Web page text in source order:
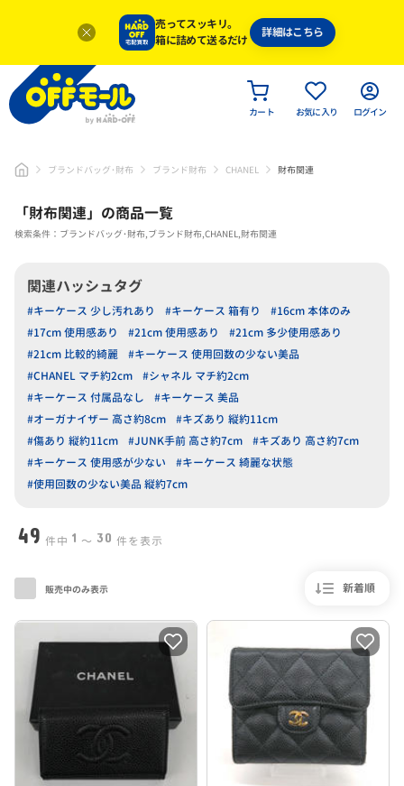
売ってスッキリ。
箱に詰めて送るだけ
詳細はこちら
カート お気に入り ログイン
ブランドバッグ･財布 ブランド財布 CHANEL 財布関連
「財布関連」 の商品一覧
検索条件：ブランドバッグ･財布,ブランド財布,CHANEL,財布関連
関連ハッシュタグ
#キーケース 少し汚れあり #キーケース 箱有り
#16cm 本体のみ
#17cm 使用感あり
#21cm 使用感あり
#21cm 多少使用感あり
#21cm 比較的綺麗
#キーケース 使用回数の少ない美品
#CHANEL マチ約2cm
#シャネル マチ約2cm
#キーケース 付属品なし
#キーケース 美品
#オーガナイザー 高さ約8cm
#キズあり 縦約11cm
#傷あり 縦約11cm
#JUNK手前 高さ約7cm
#キズあり 高さ約7cm
#キーケース 使用感が少ない
#キーケース 綺麗な状態
#使用回数の少ない美品 縦約7cm
49 件中 1 〜 30 件を表示
新着順
販売中のみ表示